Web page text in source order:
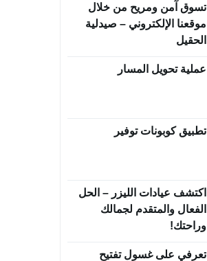
تسوق آمن ومريح من خلال
موقعنا الإلكتروني – صيدلية
الحقيل
عملية تحويل المسار
تطبيق كوبونات توفير
اكتشف عيادات الليزر – الحل
الفعال والمتقدم لجمالك
وراحتك!
تعرفي على غسول تفتيح